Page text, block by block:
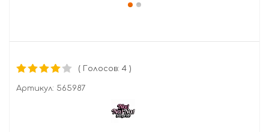
( Голосов: 4 )
Артикул: 565987